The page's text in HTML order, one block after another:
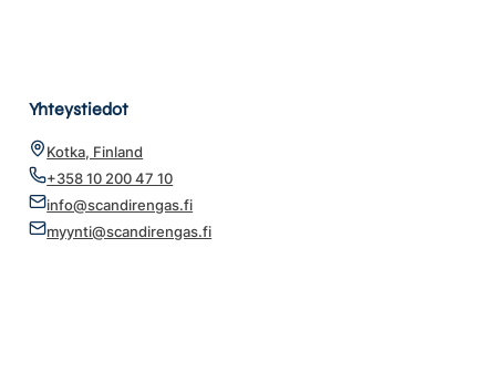
Yhteystiedot
Kotka, Finland
+358 10 200 47 10
info@scandirengas.fi
myynti@scandirengas.fi